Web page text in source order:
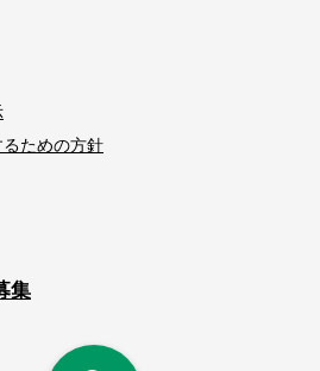
ための方針
集